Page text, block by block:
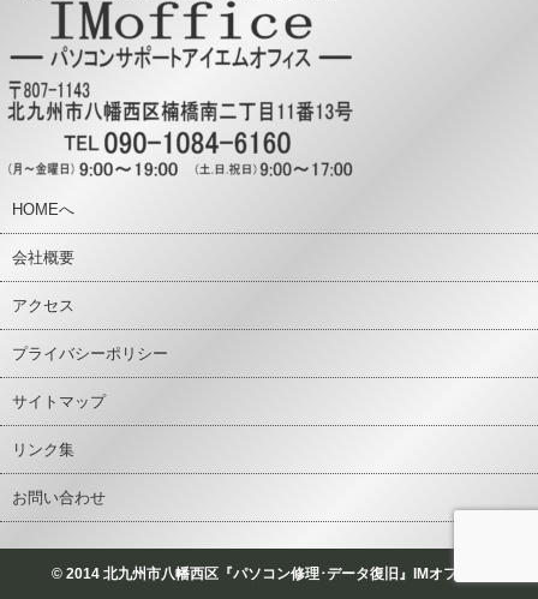
HOMEへ
会社概要
アクセス
プライバシーポリシー
サイトマップ
リンク集
お問い合わせ
© 2014 北九州市八幡西区『パソコン修理･データ復旧』IMオフィス